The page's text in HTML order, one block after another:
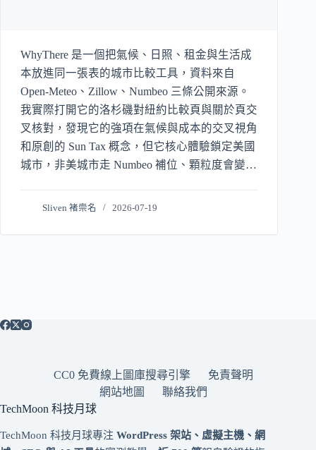
WhyThere 是一個把氣候、日照、租金與生活成
本放進同一張表的城市比較工具，資料來自
Open-Meteo、Zillow、Numbeo 三條公開來源。
我實際打開它的洛杉磯對紐約比較頁與關於頁交
叉核對，發現它的強項在氣候與成本的交叉視角
和原創的 Sun Tax 概念，但它核心體驗鎖定美國
城市，非美城市走 Numbeo 補位、顆粒度會變
的廣告追蹤與資料來源一次講清楚。
Sliven 褚崇名 2026-07-19
CC0 免費線上圖庫搜尋引擎
免責聲明
網站地圖
聯絡我們
TechMoon 科技月球
TechMoon 科技月球專注 WordPress 架站、虛擬主機、網